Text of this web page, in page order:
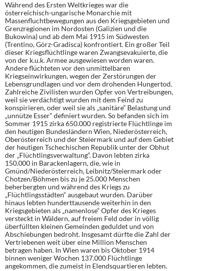
Während des Ersten Weltkrieges war die
österreichisch-ungarische Monarchie mit
Massenfluchtbewegungen aus den Kriegsgebieten und
Grenzregionen im Nordosten (Galizien und die
Bukowina) und ab dem Mai 1915 im Südwesten
(Trentino, Görz-Gradisca) konfrontiert. Ein großer Teil
dieser Kriegsflüchtlinge waren Zwangsevakuierte, die
von der k.u.k. Armee ausgewiesen worden waren.
Andere flüchteten vor den unmittelbaren
Kriegseinwirkungen, wegen der Zerstörungen der
Lebensgrundlagen und vor dem drohenden Hungertod.
Zahlreiche Zivilisten wurden Opfer von Vertreibungen,
weil sie verdächtigt wurden mit dem Feind zu
konspirieren, oder weil sie als „sanitäre“ Belastung und
„unnütze Esser“ definiert wurden. So befanden sich im
Sommer 1915 zirka 650.000 registrierte Flüchtlinge im
den heutigen Bundesländern Wien, Niederösterreich,
Oberösterreich und der Steiermark und auf dem Gebiet
der heutigen Tschechischen Republik unter der Obhut
der „Flüchtlingsverwaltung“. Davon lebten zirka
150.000 in Barackenlagern, die, wie in
Gmünd/Niederösterreich, Leibnitz/Steiermark oder
Chotzen/Böhmen bis zu je 25.000 Menschen
beherbergten und während des Kriegs zu
„Flüchtlingsstädten“ ausgebaut wurden. Darüber
hinaus lebten hunderttausende weiterhin in den
Kriegsgebieten als „namenlose“ Opfer des Krieges
versteckt in Wäldern, auf freiem Feld oder in völlig
überfüllten kleinen Gemeinden geduldet und von
Abschiebungen bedroht. Insgesamt dürfte die Zahl der
Vertriebenen weit über eine Million Menschen
betragen haben. In Wien waren bis Oktober 1914
binnen weniger Wochen 137.000 Flüchtlinge
angekommen, die zumeist in Elendsquartieren lebten.